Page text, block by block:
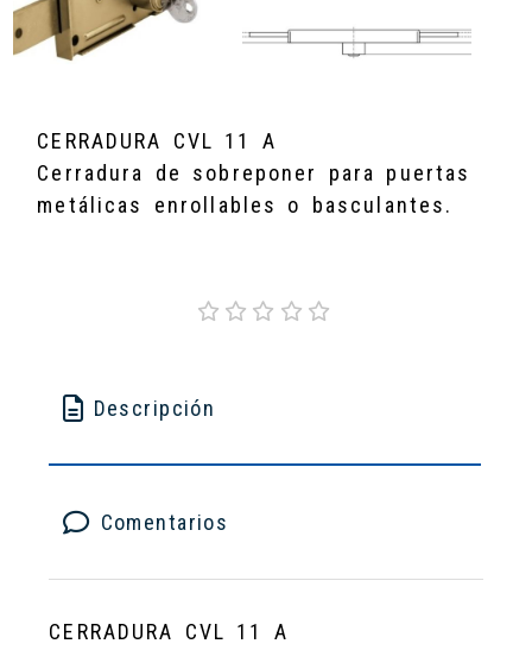
CERRADURA CVL 11 A
Cerradura de sobreponer para puertas
metálicas enrollables o basculantes.
Descripción
Comentarios
CERRADURA CVL 11 A